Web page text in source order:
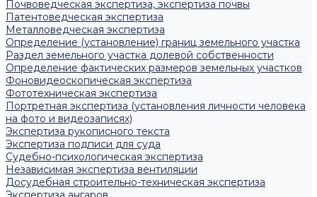
Почвоведческая экспертиза, экспертиза почвы
Патентоведческая экспертиза
Металловедческая экспертиза
Определение (установление) границ земельного участка
Раздел земельного участка долевой собственности
Определение фактических размеров земельных участков
Фоновидеоскопическая экспертиза
Фототехническая экспертиза
Портретная экспертиза (установления личности человека
на фото и видеозаписях)
Экспертиза рукописного текста
Экспертиза подписи для суда
Судебно-психологическая экспертиза
Независимая экспертиза вентиляции
Досудебная строительно-техническая экспертиза